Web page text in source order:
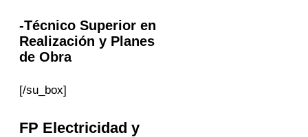
-Técnico Superior en
Realización y Planes
de Obra
[/su_box]
FP Electricidad y